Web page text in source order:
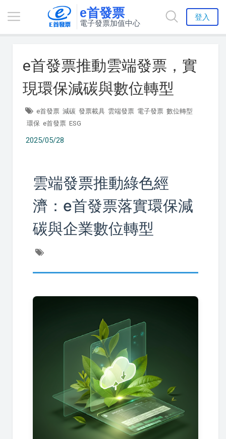
e首發票
電子發票加值中心
登入
e首發票推動雲端發票，實
現環保減碳與數位轉型
e首發票 減碳 發票載具 雲端發票 電子發票 數位轉型
環保 e首發票 ESG
2025/05/28
雲端發票推動綠色經
濟：e首發票落實環保減
碳與企業數位轉型